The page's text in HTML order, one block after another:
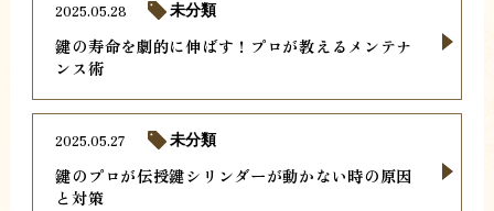
鍵の寿命を劇的に伸ばす！プロが教えるメンテナ
ンス術
2025.05.28 未分類
鍵のプロが伝授鍵シリンダーが動かない時の原因
と対策
2025.05.27 未分類